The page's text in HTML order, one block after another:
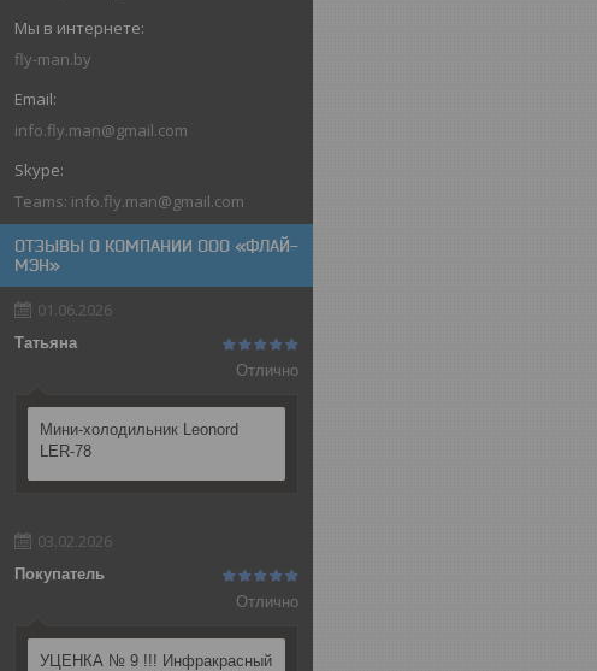
fly-man.by
info.fly.man@gmail.com
Teams: info.fly.man@gmail.com
ОТЗЫВЫ О КОМПАНИИ ООО «ФЛАЙ-
МЭН»
01.06.2026
Татьяна
Отлично
Мини-холодильник Leonord
LER-78
03.02.2026
Покупатель
Отлично
УЦЕНКА № 9 !!! Инфракрасный